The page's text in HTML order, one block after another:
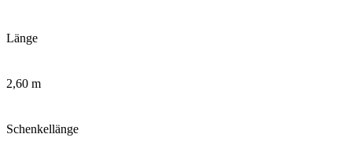
Länge
2,60 m
Schenkellänge